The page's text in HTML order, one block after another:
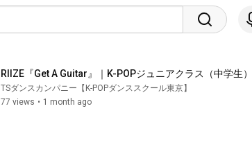
RIIZE『Get A Guitar』｜K-POPジュニアクラス（中学生
TSダンスカンパニー【K-POPダンススクール東京】
77 views • 1 month ago